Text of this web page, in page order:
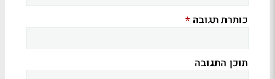
כותרת תגובה *
תוכן התגובה